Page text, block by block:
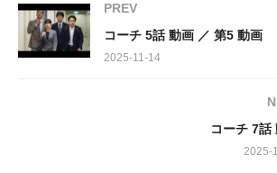
物語は、倉科カナさん演じる瞳率いる益山班
重要参考人である桜井（濱正悟さん）を連行
ります。この桜井、どうやら嘘の証言を繰り
しかし、ご安心を。犬飼貴丈さん演じる所
じる正木が、ベテラン刑事顔負けの鋭い取
PREV
コーチ 5話 動画 ／ 第5 動画
2025-11-14
コーチ 7話
2025-